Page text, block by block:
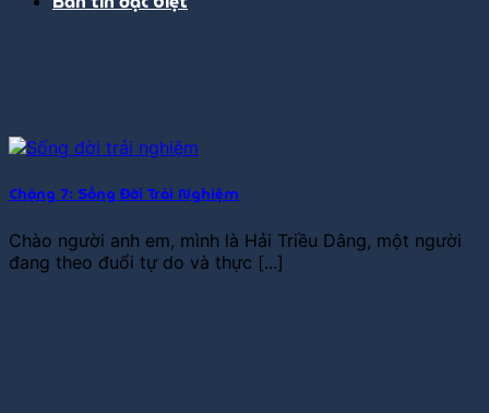
Chặng 7: Sống Đời Trải Nghiệm
Chào người anh em, mình là Hải Triều Dâng, một người
đang theo đuổi tự do và thực [...]